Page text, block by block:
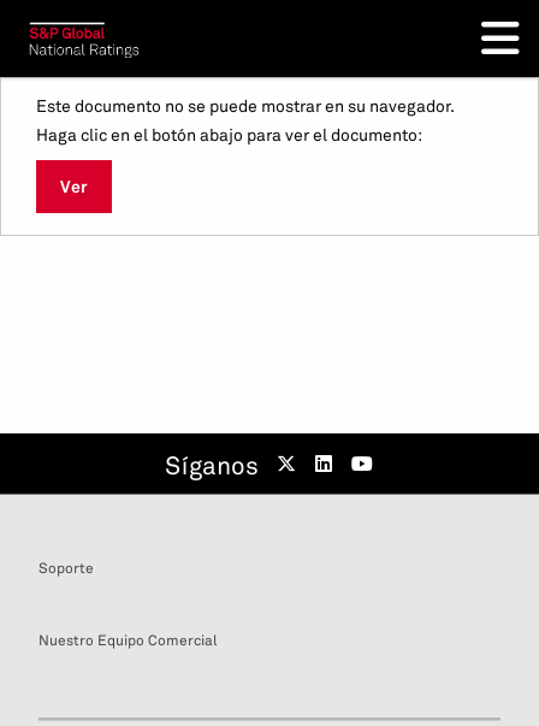
Este documento no se puede mostrar en su navegador.
Haga clic en el botón abajo para ver el documento:
Ver
Síganos
Soporte
Nuestro Equipo Comercial